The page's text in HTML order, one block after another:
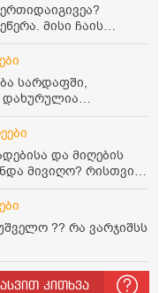
მისი ჩაის
არის კარგი?
ჩავყაროთ 1 ჩაის
ორეგანო და
1-2 საათში.
საწინააღმდეგო
რა აქვს
ჩაი?
სარდაფში,
დახურულია
არა შენარჩუნებული
თუ არა მისი
და მიღების
მივიღო? რისთვის
აქვს
?? რა ვარჯიშსს
კითხვა